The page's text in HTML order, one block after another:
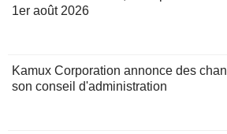
1er août 2026
Kamux Corporation annonce des
son conseil d'administration